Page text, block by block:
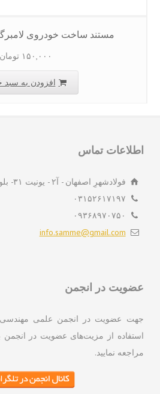
مستند ساخت خودروی لامبرگینی
۱۵۰,۰۰۰ تومان
افزودن به سبد خرید
تماس
فولادشهرِ اصفهان - آ۲ - یونیت ۳۱- بلوک ب۲ - شماره ۴۵
۰۳۱۵۲۶۱۷۱۹۷
۰۹۳۶۸۹۷۰۷۵۰
info.samme@gmail.com
در انجمن
عضویت در انجمن علمی مهندسی مواد و
از مزیت‌های عضویت در انجمن به
نمایید.